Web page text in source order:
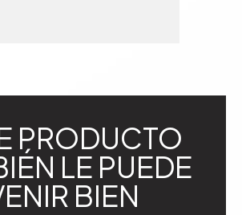
PRODUCTO
LE PUEDE
BIEN